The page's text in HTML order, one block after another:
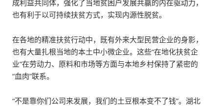
成利益共同体，强化了当地贫困户发展共赢的内在驱动力，
也有利于以可持续扶贫方式，实现内源性脱贫。
在各地的精准扶贫行动中，既有外来大型民营企业的身影，
也有大量扎根当地的本土中小微企业。这些“在地化扶贫企
业”在劳动力、原料和市场等方面与本地乡村保持了紧密的
“血肉”联系。
“不是靠你们公司来发展，我们的土豆根本变不了钱”。湖北